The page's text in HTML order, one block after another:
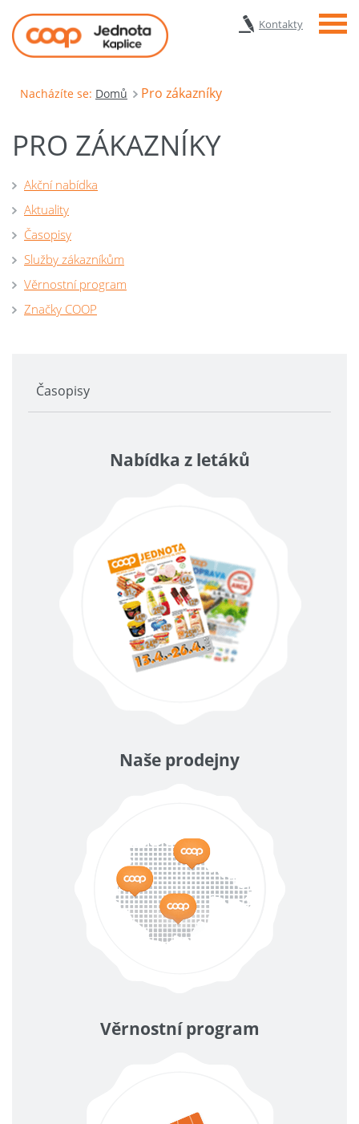
Kontakty Menu
Nacházíte se: Domů Pro zákazníky
PRO ZÁKAZNÍKY
Akční nabídka
Aktuality
Časopisy
Služby zákazníkům
Věrnostní program
Značky COOP
Časopisy
Nabídka z letáků
Naše prodejny
Věrnostní program